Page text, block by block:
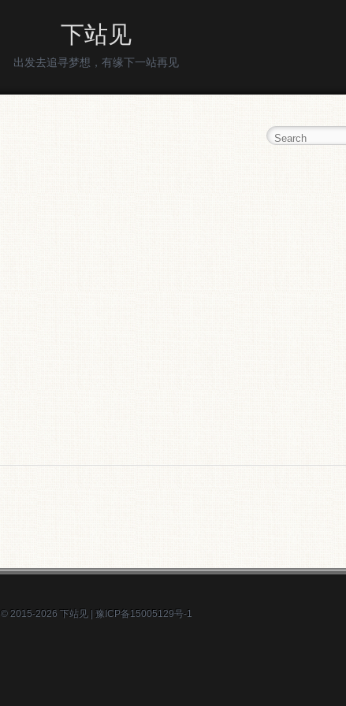
下站见
出发去追寻梦想，有缘下一站再见
© 2015-2026 下站见| 豫ICP备15005129号-1